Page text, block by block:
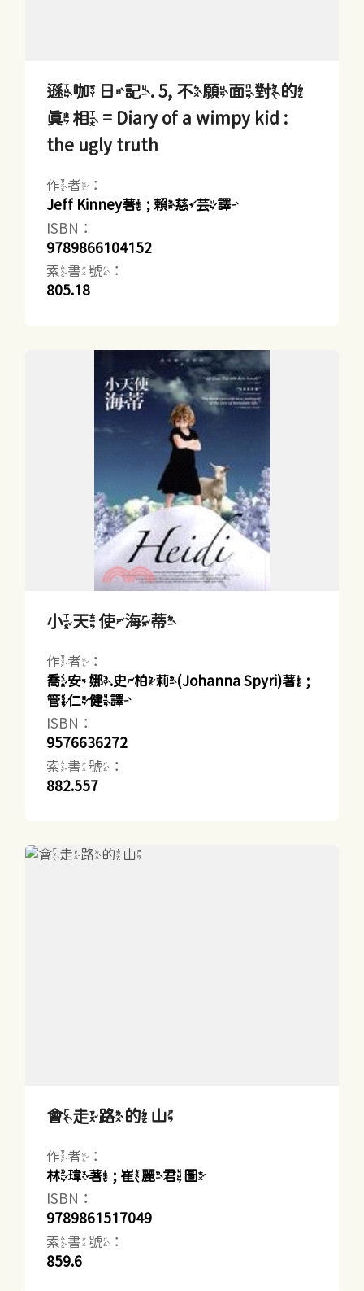
遜咖日記. 5, 不願面對的
真相 = Diary of a wimpy kid :
the ugly truth
作者：
Jeff Kinney著 ; 賴慈芸譯
ISBN：
9789866104152
索書號：
805.18
小天使海蒂
作者：
喬安娜.史柏莉(Johanna Spyri)著 ;
管仁健譯
ISBN：
9576636272
索書號：
882.557
會走路的山
作者：
林瑋著 ; 崔麗君圖
ISBN：
9789861517049
索書號：
859.6